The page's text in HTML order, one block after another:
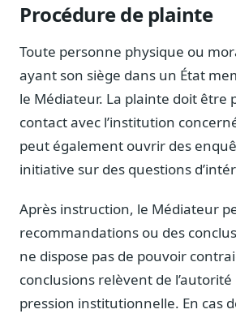
Guides pratiques
Blog & Podcast Hémicycle
Analyses, méthodes, coulisses
Lexique parlementaire
1027 termes expliqués
Glossaire affaires publiques
Sources couvertes
23 flux indexés
Nouveautés produit
Le changelog mensuel
Ils utilisent Legiwatch
Procédure de plainte
Toute personne physique ou
ayant son siège dans un État
le Médiateur. La plainte doit être
contact avec l’institution
peut également ouvrir des
initiative sur des questions
Après instruction, le Médiateur
recommandations ou des
ne dispose pas de pouvoir
conclusions relèvent de
pression institutionnelle. En cas